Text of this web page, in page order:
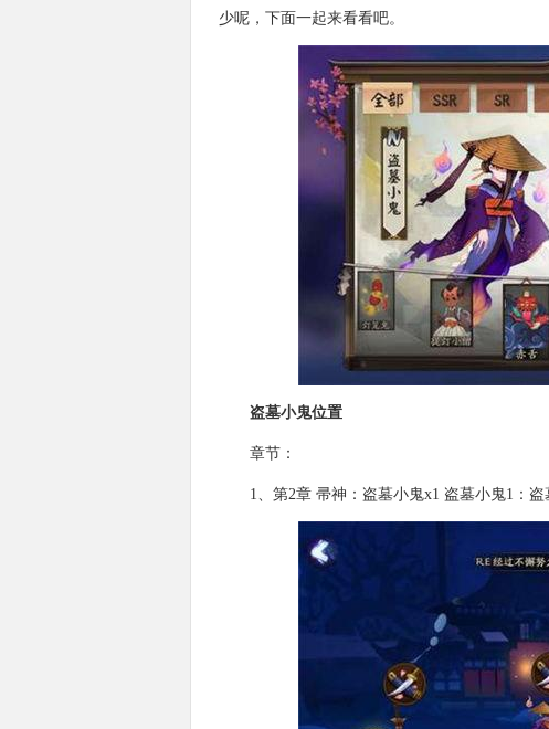
少呢，下面一起来看看吧。
盗墓小鬼位置
章节：
1、第2章 帚神：盗墓小鬼x1 盗墓小鬼1：